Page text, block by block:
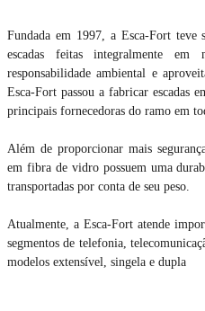
Fundada em 1997, a Esca-Fort teve
escadas feitas integralmente
responsabilidade ambiental e
Esca-Fort passou a fabricar escadas
principais fornecedoras do ramo em
Além de proporcionar mais
em fibra de vidro possuem uma
transportadas por conta de seu peso.
Atualmente, a Esca-Fort atende
segmentos de telefonia,
modelos extensível, singela e dupla